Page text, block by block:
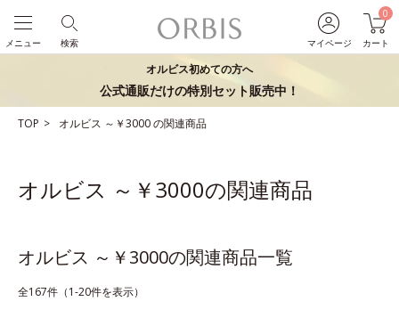
マイページ
0
カート
検索
メニュー
オルビス初めての方へ
公式通販だけの特別セット販売中！
TOP オルビス ～￥3000の関連商品
オルビス ～￥3000の関連商品
オルビス ～￥3000の関連商品一覧
全167件（1-20件を表示）